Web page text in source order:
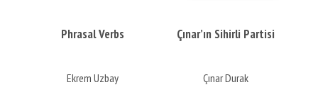
Phrasal Verbs
Ekrem Uzbay
Çınar’ın Sihirli Partisi
Çınar Durak